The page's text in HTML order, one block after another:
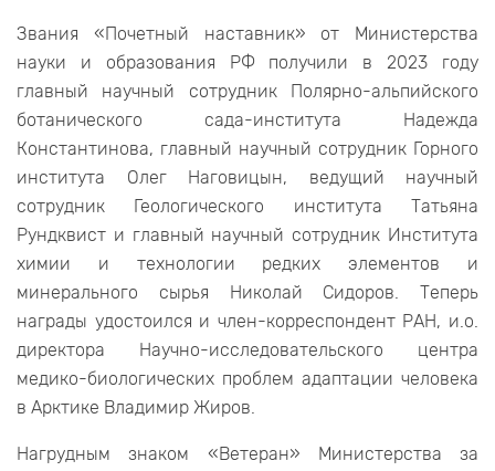
Звания «Почетный наставник» от Министерства
науки и образования РФ получили в 2023 году
главный научный сотрудник Полярно-альпийского
ботанического сада-института Надежда
Константинова, главный научный сотрудник Горного
института Олег Наговицын, ведущий научный
сотрудник Геологического института Татьяна
Рундквист и главный научный сотрудник Института
химии и технологии редких элементов и
минерального сырья Николай Сидоров. Теперь
награды удостоился и член-корреспондент РАН, и.о.
директора Научно-исследовательского центра
медико-биологических проблем адаптации человека
в Арктике Владимир Жиров.
Нагрудным знаком «Ветеран» Министерства за